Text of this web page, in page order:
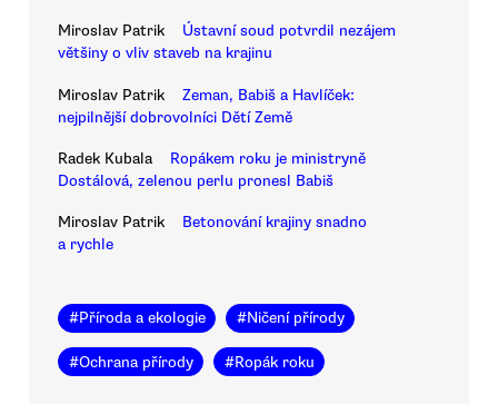
Miroslav Patrik
Ústavní soud potvrdil nezájem
většiny o vliv staveb na krajinu
Miroslav Patrik
Zeman, Babiš a Havlíček:
nejpilnější dobrovolníci Dětí Země
Radek Kubala
Ropákem roku je ministryně
Dostálová, zelenou perlu pronesl Babiš
Miroslav Patrik
Betonování krajiny snadno
a rychle
#Příroda a ekologie #Ničení přírody
#Ochrana přírody #Ropák roku